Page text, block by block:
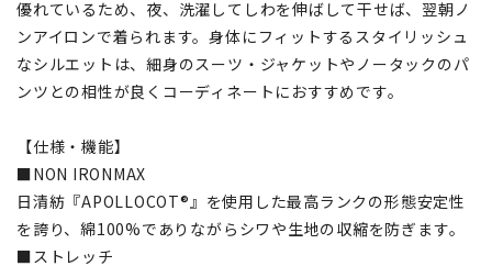
優れているため、夜、洗濯してしわを伸ばして干せば、翌朝ノ
ンアイロンで着られます。身体にフィットするスタイリッシュ
なシルエットは、細身のスーツ・ジャケットやノータックのパ
ンツとの相性が良くコーディネートにおすすめです。
【仕様・機能】
■NON IRONMAX
日清紡『APOLLOCOT®』を使用した最高ランクの形態安定性
を誇り、綿100%でありながらシワや生地の収縮を防ぎます。
■ストレッチ